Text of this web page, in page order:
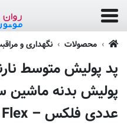
محصولات نگهداری و
پد پولیش متوسط
عددی فلکس – Flex